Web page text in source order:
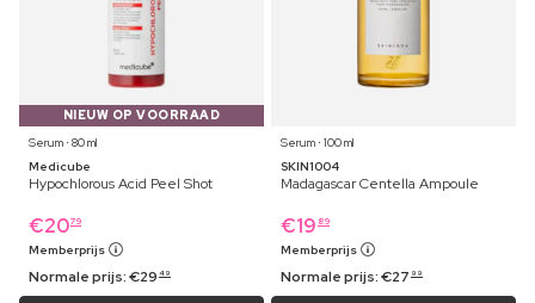
NIEUW OP VOORRAAD
Serum ⋅ 80 ml
Medicube
Hypochlorous Acid Peel Shot
€2079
Memberprijs
Normale prijs:€29 49
Serum ⋅ 100 ml
SKIN1004
Madagascar Centella Ampoule
€19 89
Memberprijs
Normale prijs:€27 99